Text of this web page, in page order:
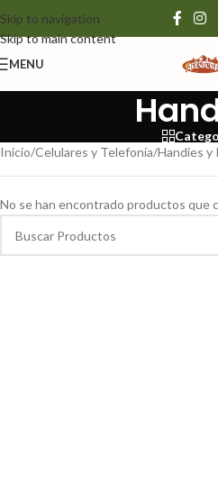
Skip to navigation
Skip to main content
MENU
Inicio/Celulares y Telefonía/Handies y
No se han encontrado productos que